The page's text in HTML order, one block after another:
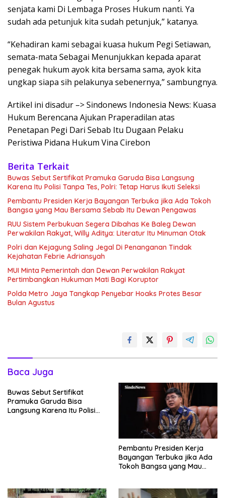
senjata kami Di Lembaga Proses Hukum nanti. Ya
sudah ada petunjuk kita sudah petunjuk,” katanya.
“Kehadiran kami sebagai kuasa hukum Pegi Setiawan,
semata-mata Sebagai Menunjukkan kepada aparat
penegak hukum ayok kita bersama sama, ayok kita
ungkap siapa sih pelakunya sebenernya,” sambungnya.
Artikel ini disadur –> Sindonews Indonesia News: Kuasa
Hukum Berencana Ajukan Praperadilan atas
Penetapan Pegi Dari Sebab Itu Dugaan Pelaku
Peristiwa Pidana Hukum Vina Cirebon
Berita Terkait
Buwas Sebut Sertifikat Pramuka Garuda Bisa Langsung
Karena Itu Polisi Tanpa Tes, Polri: Tetap Harus Ikuti Seleksi
Pembantu Presiden Kerja Bayangan Terbuka jika Ada Tokoh
Bangsa yang Mau Bersama Sebab Itu Dewan Pengawas
RUU Sistem Perbukuan Segera Dibahas Ke Baleg Dewan
Perwakilan Rakyat, Willy Aditya: Literatur Itu Minuman Otak
Polri dan Kejagung Saling Jegal Di Penanganan Tindak
Kejahatan Febrie Adriansyah
MUI Minta Pemerintah dan Dewan Perwakilan Rakyat
Pertimbangkan Hukuman Mati Bagi Koruptor
Polda Metro Jaya Tangkap Penyebar Hoaks Protes Besar
Bulan Agustus
Baca Juga
Buwas Sebut Sertifikat
Pramuka Garuda Bisa
Langsung Karena Itu Polisi
Pembantu Presiden Kerja
Bayangan Terbuka jika Ada
Tokoh Bangsa yang Mau